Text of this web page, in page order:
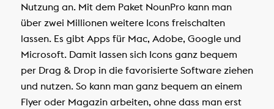
Nutzung an. Mit dem Paket NounPro kann man
über zwei Millionen weitere Icons freischalten
lassen. Es gibt Apps für Mac, Adobe, Google und
Microsoft. Damit lassen sich Icons ganz bequem
per Drag & Drop in die favorisierte Software ziehen
und nutzen. So kann man ganz bequem an einem
Flyer oder Magazin arbeiten, ohne dass man erst